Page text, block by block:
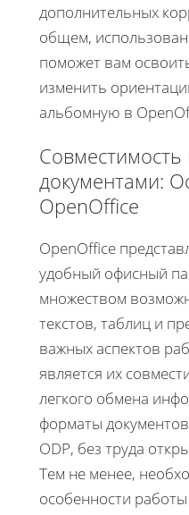
дополнительных
общем,
поможет вам
изменить
альбомную в
документами:
OpenOffice
OpenOffice
удобный офисный
множеством
текстов, таблиц и
важных аспектов
является их
легкого обмена
форматы
ODP, без труда
Тем не менее,
особенности